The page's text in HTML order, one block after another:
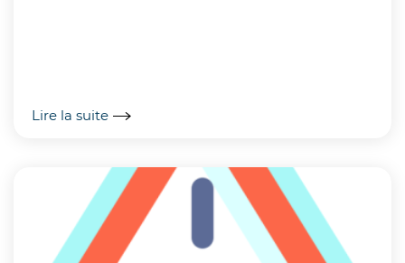
Lire la suite